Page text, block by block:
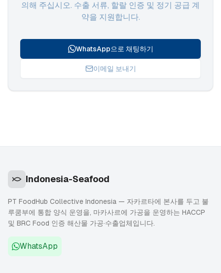
의해 주십시오. 수출 서류, 할랄 인증 및 정기 공급 계
약을 지원합니다.
WhatsApp으로 채팅하기
이메일 보내기
Indonesia-Seafood
PT FoodHub Collective Indonesia — 자카르타에 본사를 두고 불
루쿰부에 통합 양식 운영을, 마카사르에 가공을 운영하는 HACCP
및 BRC Food 인증 해산물 가공·수출업체입니다.
WhatsApp